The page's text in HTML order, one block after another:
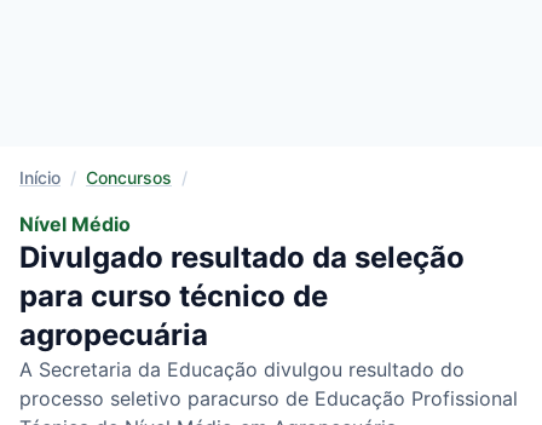
Início / Concursos /
Nível Médio
Divulgado resultado da seleção
para curso técnico de
agropecuária
A Secretaria da Educação divulgou resultado do
processo seletivo paracurso de Educação Profissional